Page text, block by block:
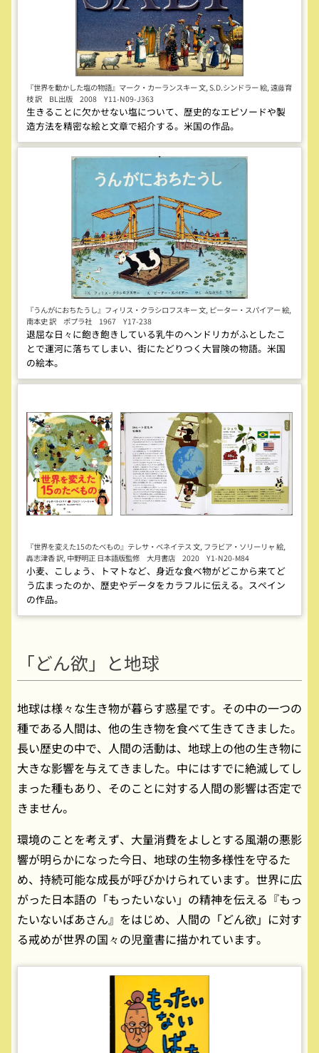
『世界を動かした塩の物語』マーク・カーランスキー 文, S.D.シンドラー 絵, 遠藤育
枝 訳 BL出版 2008 Y11-N09-J363
生きることに欠かせない塩について、歴史的なエピソードや製
造方法を精密な絵と文章で紹介する。米国の作品。
『うんがにおちたうし』フィリス・クラシロフスキー 文, ピーター・スパイアー 絵,
南本史 訳 ポプラ社 1967 Y17-238
退屈な日々に飽き飽きしている乳牛のヘンドリカがふとしたこ
とで運河に落ちてしまい、街にたどりつく大冒険の物語。米国
の絵本。
『世界を変えた15のたべもの』テレサ・ベネイテス 文, フラビア・ソリーリャ 絵,
轟志津香 訳, 中野明正 日本語版監修 大月書店 2020 Y1-N20-M84
小麦、こしょう、トマトなど、身近な食べ物がどこから来てど
う広まったのか、歴史やデータをカラフルに伝える。スペイン
の作品。
「どん欲」と地球
地球は様々な生き物が暮らす惑星です。その中の一つの
種である人間は、他の生き物を食べて生きてきました。
長い歴史の中で、人間の活動は、地球上の他の生き物に
大きな影響を与えてきました。中にはすでに絶滅してし
まった種もあり、そのことに対する人間の影響は否定で
きません。
環境のことを考えず、大量消費をよしとする風潮の悪影
響が明らかになった今日、地球の生物多様性を守るた
め、持続可能な成長が呼びかけられています。世界に広
がった日本語の「もったいない」の精神を伝える『もっ
たいないばあさん』をはじめ、人間の「どん欲」に対す
る戒めが世界の国々の児童書に描かれています。